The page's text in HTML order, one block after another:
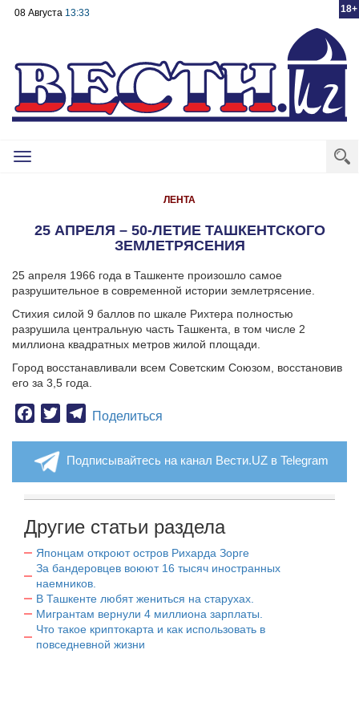
18+
08 Августа 13:33
Toggle
ЛЕНТА
25 АПРЕЛЯ – 50-ЛЕТИЕ ТАШКЕНТСКОГО
ЗЕМЛЕТРЯСЕНИЯ
25 апреля 1966 года в Ташкенте произошло самое
разрушительное в современной истории землетрясение.
Стихия силой 9 баллов по шкале Рихтера полностью
разрушила центральную часть Ташкента, в том числе 2
миллиона квадратных метров жилой площади.
Город восстанавливали всем Советским Союзом, восстановив
его за 3,5 года.
Facebook
TwitterTelegram
Поделиться
Подписывайтесь на канал Вести.UZ в Telegram
Другие статьи раздела
Японцам откроют остров Рихарда Зорге
За бандеровцев воюют 16 тысяч иностранных
наемников.
В Ташкенте любят жениться на старухах.
Мигрантам вернули 4 миллиона зарплаты.
Что такое криптокарта и как использовать в
повседневной жизни